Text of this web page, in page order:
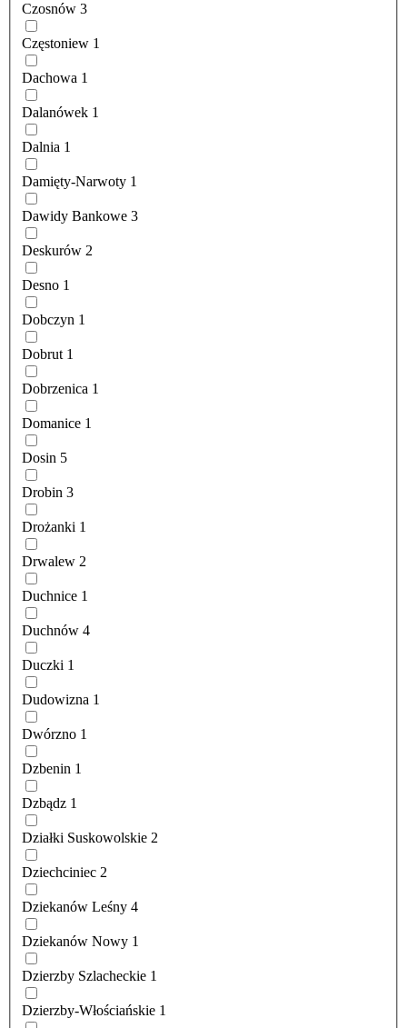
Czosnów 3
Częstoniew 1
Dachowa 1
Dalanówek 1
Dalnia 1
Damięty-Narwoty 1
Dawidy Bankowe 3
Deskurów 2
Desno 1
Dobczyn 1
Dobrut 1
Dobrzenica 1
Domanice 1
Dosin 5
Drobin 3
Drożanki 1
Drwalew 2
Duchnice 1
Duchnów 4
Duczki 1
Dudowizna 1
Dwórzno 1
Dzbenin 1
Dzbądz 1
Działki Suskowolskie 2
Dziechciniec 2
Dziekanów Leśny 4
Dziekanów Nowy 1
Dzierzby Szlacheckie 1
Dzierzby-Włościańskie 1